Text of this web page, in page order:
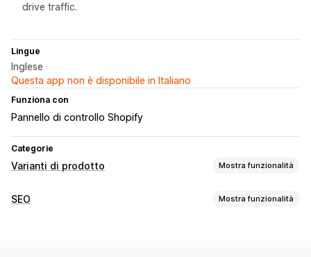
drive traffic.
Lingue
Inglese
Questa app non è disponibile in Italiano
Funziona con
Pannello di controllo Shopify
Categorie
Varianti di prodotto Mostra funzionalità
Personalizzazione
SEO Mostra funzionalità